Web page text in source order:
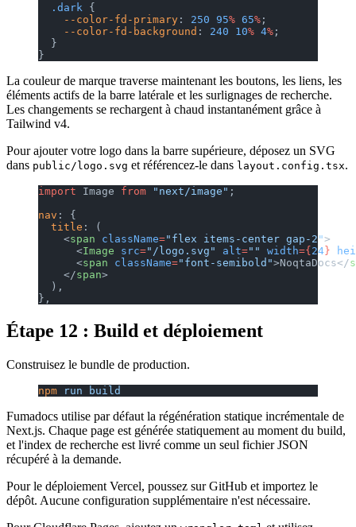
  .dark
{
    --color-fd-primary
: 250 95% 65% ;
    --color-fd-background
: 240 10% 4% ;
  }
}
La couleur de marque traverse maintenant les boutons, les liens, les
éléments actifs de la barre latérale et les surlignages de recherche.
Les changements se rechargent à chaud instantanément grâce à
Tailwind v4.
Pour ajouter votre logo dans la barre supérieure, déposez un SVG
dans public/logo.svg et référencez-le dans layout.config.tsx.
import Image from "next/image" ;
nav : {
  title
: (
    <
span className="flex items-center gap-2">
      <
Image src="/logo.svg" alt="" width={ 24 }
      <
span className="font-semibold">NoqtaDocs</
    </
span>
  ),
},
Étape 12 : Build et déploiement
Construisez le bundle de production.
npm run build
Fumadocs utilise par défaut la régénération statique incrémentale de
Next.js. Chaque page est générée statiquement au moment du build,
et l'index de recherche est livré comme un seul fichier JSON
récupéré à la demande.
Pour le déploiement Vercel, poussez sur GitHub et importez le
dépôt. Aucune configuration supplémentaire n'est nécessaire.